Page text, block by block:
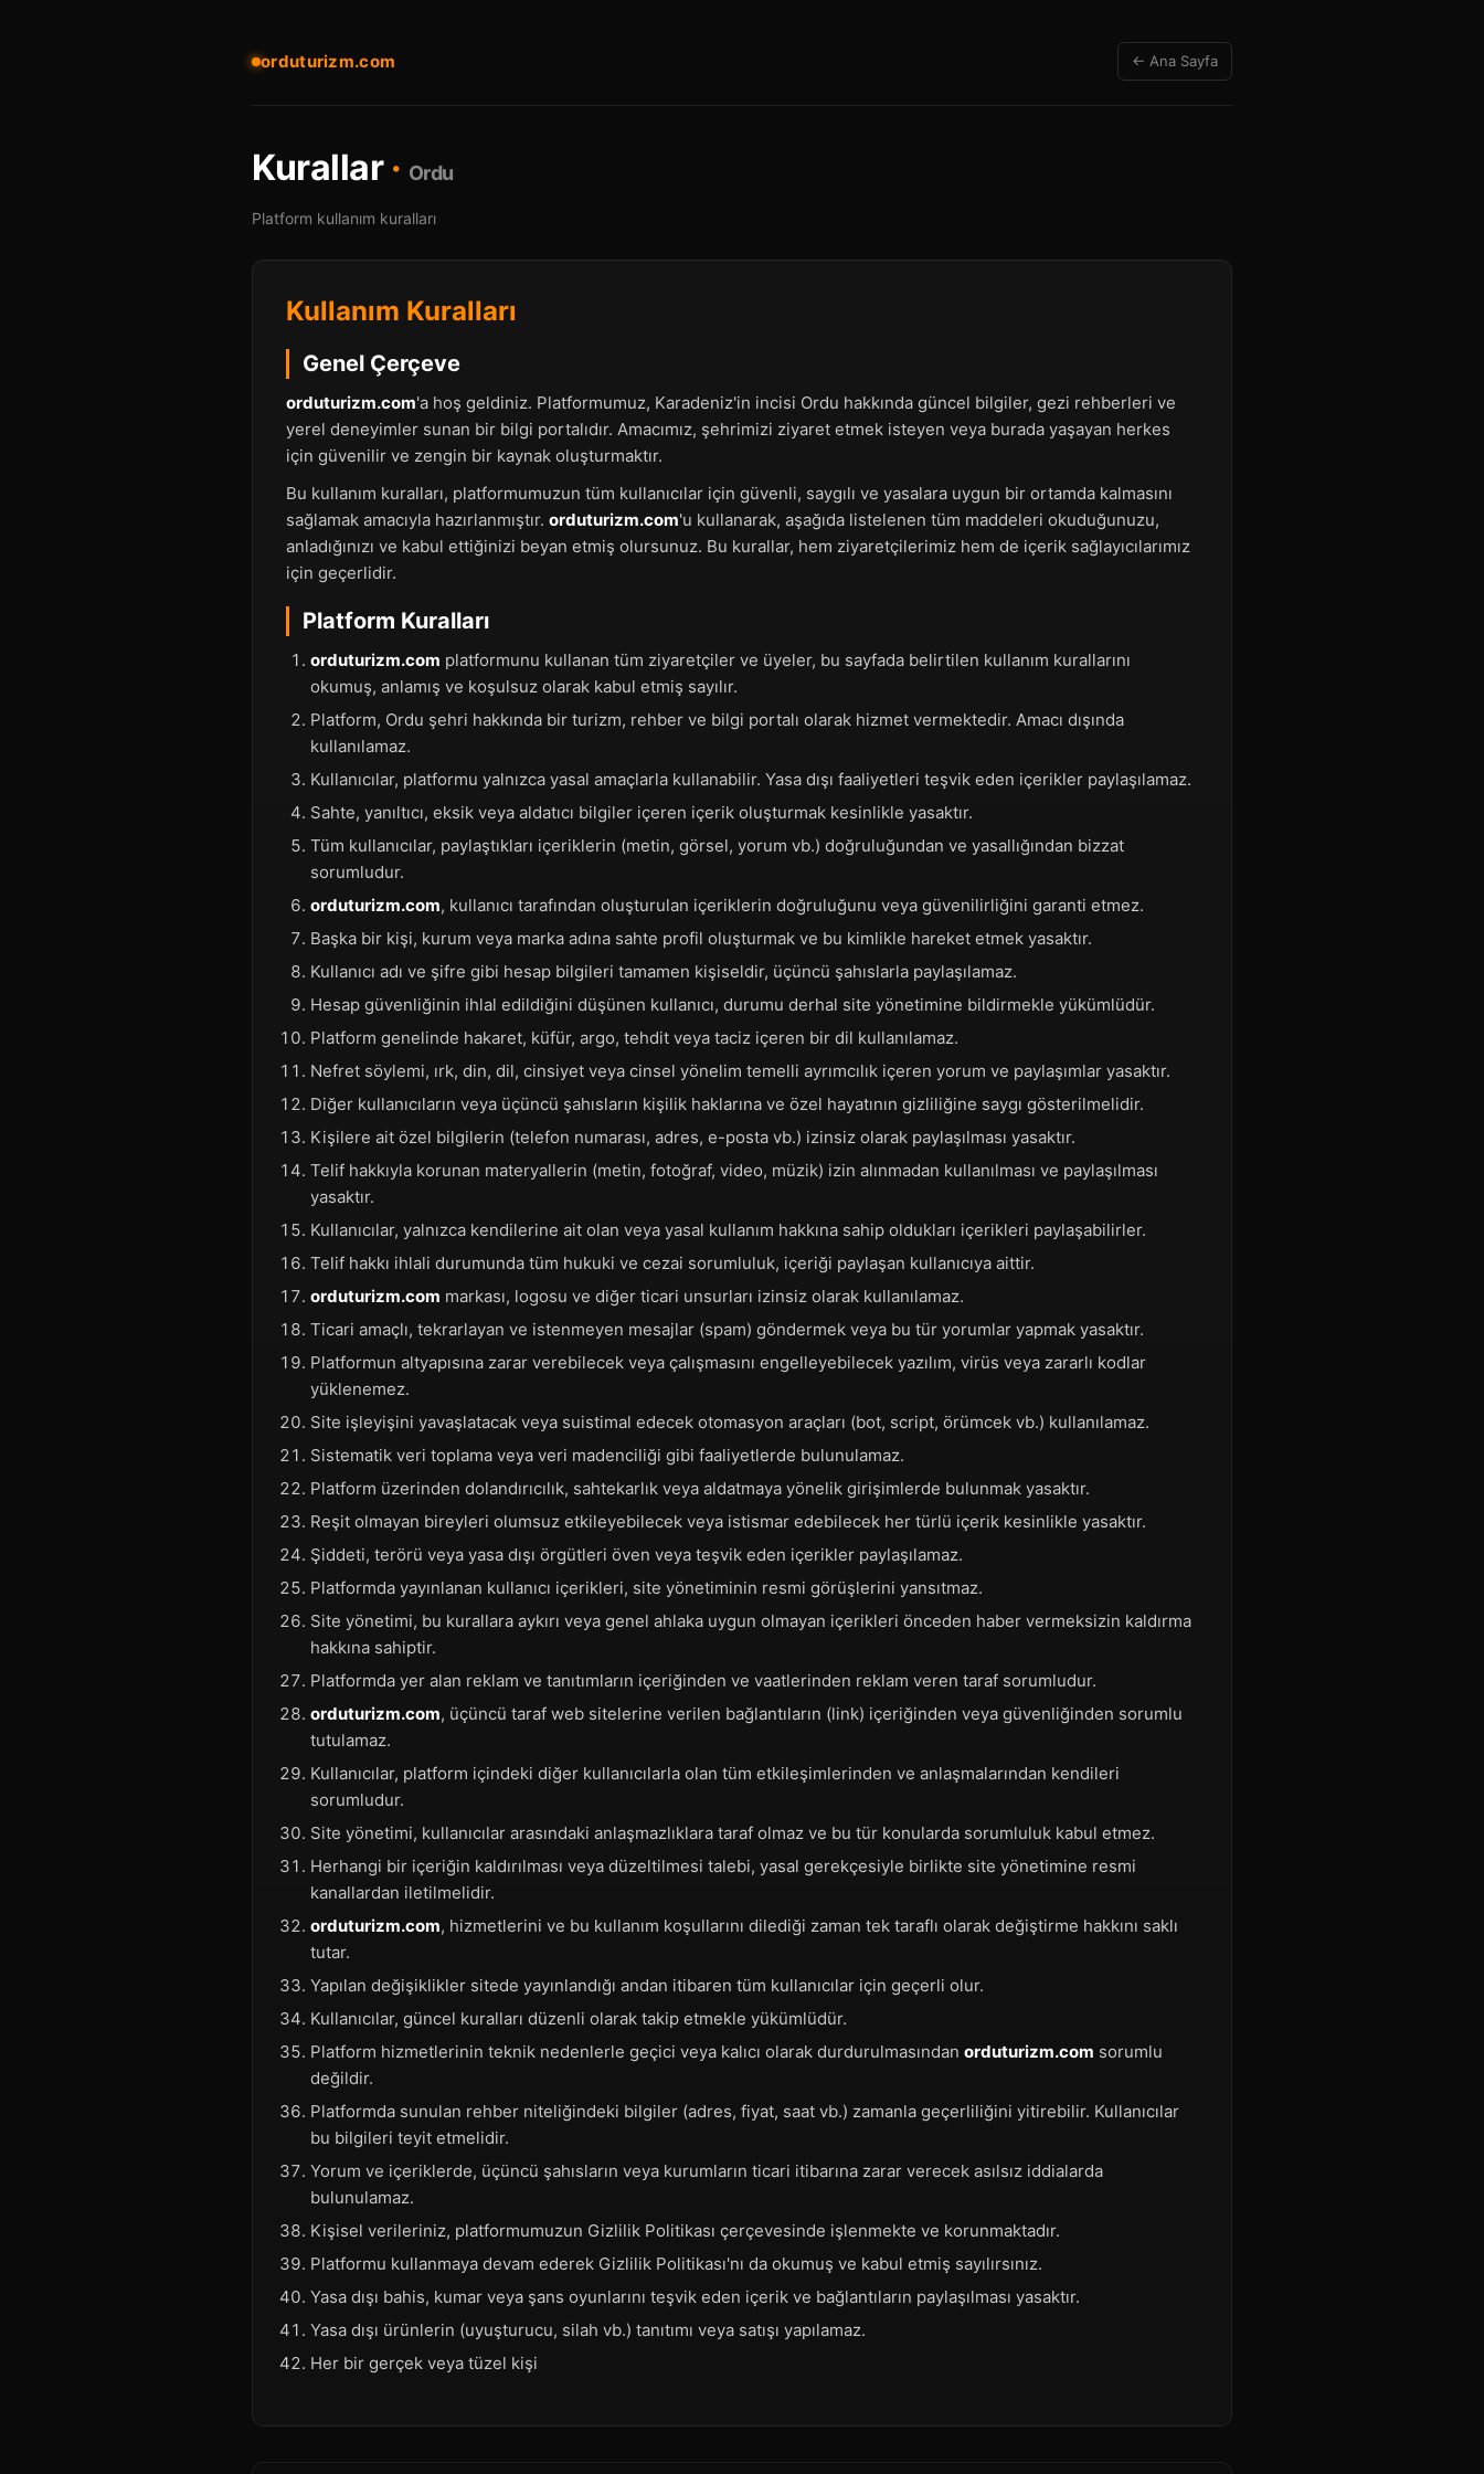
orduturizm.com ← Ana Sayfa
Kurallar · Ordu
Platform kullanım kuralları
Kullanım Kuralları
Genel Çerçeve
orduturizm.com'a hoş geldiniz. Platformumuz, Karadeniz'in incisi Ordu hakkında güncel bilgiler, gezi rehberleri ve
yerel deneyimler sunan bir bilgi portalıdır. Amacımız, şehrimizi ziyaret etmek isteyen veya burada yaşayan herkes
için güvenilir ve zengin bir kaynak oluşturmaktır.
Bu kullanım kuralları, platformumuzun tüm kullanıcılar için güvenli, saygılı ve yasalara uygun bir ortamda kalmasını
sağlamak amacıyla hazırlanmıştır. orduturizm.com'u kullanarak, aşağıda listelenen tüm maddeleri okuduğunuzu,
anladığınızı ve kabul ettiğinizi beyan etmiş olursunuz. Bu kurallar, hem ziyaretçilerimiz hem de içerik sağlayıcılarımız
için geçerlidir.
Platform Kuralları
orduturizm.com platformunu kullanan tüm ziyaretçiler ve üyeler, bu sayfada belirtilen kullanım kurallarını
okumuş, anlamış ve koşulsuz olarak kabul etmiş sayılır.
Platform, Ordu şehri hakkında bir turizm, rehber ve bilgi portalı olarak hizmet vermektedir. Amacı dışında
kullanılamaz.
Kullanıcılar, platformu yalnızca yasal amaçlarla kullanabilir. Yasa dışı faaliyetleri teşvik eden içerikler paylaşılamaz.
Sahte, yanıltıcı, eksik veya aldatıcı bilgiler içeren içerik oluşturmak kesinlikle yasaktır.
Tüm kullanıcılar, paylaştıkları içeriklerin (metin, görsel, yorum vb.) doğruluğundan ve yasallığından bizzat
sorumludur.
orduturizm.com, kullanıcı tarafından oluşturulan içeriklerin doğruluğunu veya güvenilirliğini garanti etmez.
Başka bir kişi, kurum veya marka adına sahte profil oluşturmak ve bu kimlikle hareket etmek yasaktır.
Kullanıcı adı ve şifre gibi hesap bilgileri tamamen kişiseldir, üçüncü şahıslarla paylaşılamaz.
Hesap güvenliğinin ihlal edildiğini düşünen kullanıcı, durumu derhal site yönetimine bildirmekle yükümlüdür.
Platform genelinde hakaret, küfür, argo, tehdit veya taciz içeren bir dil kullanılamaz.
Nefret söylemi, ırk, din, dil, cinsiyet veya cinsel yönelim temelli ayrımcılık içeren yorum ve paylaşımlar yasaktır.
Diğer kullanıcıların veya üçüncü şahısların kişilik haklarına ve özel hayatının gizliliğine saygı gösterilmelidir.
Kişilere ait özel bilgilerin (telefon numarası, adres, e-posta vb.) izinsiz olarak paylaşılması yasaktır.
Telif hakkıyla korunan materyallerin (metin, fotoğraf, video, müzik) izin alınmadan kullanılması ve paylaşılması
yasaktır.
Kullanıcılar, yalnızca kendilerine ait olan veya yasal kullanım hakkına sahip oldukları içerikleri paylaşabilirler.
Telif hakkı ihlali durumunda tüm hukuki ve cezai sorumluluk, içeriği paylaşan kullanıcıya aittir.
orduturizm.com markası, logosu ve diğer ticari unsurları izinsiz olarak kullanılamaz.
Ticari amaçlı, tekrarlayan ve istenmeyen mesajlar (spam) göndermek veya bu tür yorumlar yapmak yasaktır.
Platformun altyapısına zarar verebilecek veya çalışmasını engelleyebilecek yazılım, virüs veya zararlı kodlar
yüklenemez.
Site işleyişini yavaşlatacak veya suistimal edecek otomasyon araçları (bot, script, örümcek vb.) kullanılamaz.
Sistematik veri toplama veya veri madenciliği gibi faaliyetlerde bulunulamaz.
Platform üzerinden dolandırıcılık, sahtekarlık veya aldatmaya yönelik girişimlerde bulunmak yasaktır.
Reşit olmayan bireyleri olumsuz etkileyebilecek veya istismar edebilecek her türlü içerik kesinlikle yasaktır.
Şiddeti, terörü veya yasa dışı örgütleri öven veya teşvik eden içerikler paylaşılamaz.
Platformda yayınlanan kullanıcı içerikleri, site yönetiminin resmi görüşlerini yansıtmaz.
Site yönetimi, bu kurallara aykırı veya genel ahlaka uygun olmayan içerikleri önceden haber vermeksizin kaldırma
hakkına sahiptir.
Platformda yer alan reklam ve tanıtımların içeriğinden ve vaatlerinden reklam veren taraf sorumludur.
orduturizm.com, üçüncü taraf web sitelerine verilen bağlantıların (link) içeriğinden veya güvenliğinden sorumlu
tutulamaz.
Kullanıcılar, platform içindeki diğer kullanıcılarla olan tüm etkileşimlerinden ve anlaşmalarından kendileri
sorumludur.
Site yönetimi, kullanıcılar arasındaki anlaşmazlıklara taraf olmaz ve bu tür konularda sorumluluk kabul etmez.
Herhangi bir içeriğin kaldırılması veya düzeltilmesi talebi, yasal gerekçesiyle birlikte site yönetimine resmi
kanallardan iletilmelidir.
orduturizm.com, hizmetlerini ve bu kullanım koşullarını dilediği zaman tek taraflı olarak değiştirme hakkını saklı
tutar.
Yapılan değişiklikler sitede yayınlandığı andan itibaren tüm kullanıcılar için geçerli olur.
Kullanıcılar, güncel kuralları düzenli olarak takip etmekle yükümlüdür.
Platform hizmetlerinin teknik nedenlerle geçici veya kalıcı olarak durdurulmasından orduturizm.com sorumlu
değildir.
Platformda sunulan rehber niteliğindeki bilgiler (adres, fiyat, saat vb.) zamanla geçerliliğini yitirebilir. Kullanıcılar
bu bilgileri teyit etmelidir.
Yorum ve içeriklerde, üçüncü şahısların veya kurumların ticari itibarına zarar verecek asılsız iddialarda
bulunulamaz.
Kişisel verileriniz, platformumuzun Gizlilik Politikası çerçevesinde işlenmekte ve korunmaktadır.
Platformu kullanmaya devam ederek Gizlilik Politikası'nı da okumuş ve kabul etmiş sayılırsınız.
Yasa dışı bahis, kumar veya şans oyunlarını teşvik eden içerik ve bağlantıların paylaşılması yasaktır.
Yasa dışı ürünlerin (uyuşturucu, silah vb.) tanıtımı veya satışı yapılamaz.
Her bir gerçek veya tüzel kişi